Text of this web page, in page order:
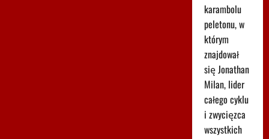
karambolu
peletonu, w
którym
znajdował
się Jonathan
Milan, lider
całego cyklu
i zwycięzca
wszystkich